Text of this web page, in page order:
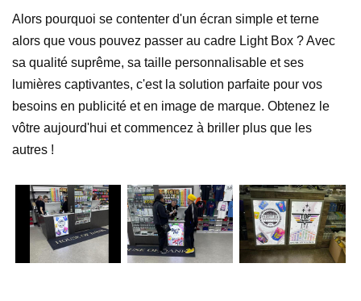
Alors pourquoi se contenter d'un écran simple et terne
alors que vous pouvez passer au cadre Light Box ? Avec
sa qualité suprême, sa taille personnalisable et ses
lumières captivantes, c'est la solution parfaite pour vos
besoins en publicité et en image de marque. Obtenez le
vôtre aujourd'hui et commencez à briller plus que les
autres !